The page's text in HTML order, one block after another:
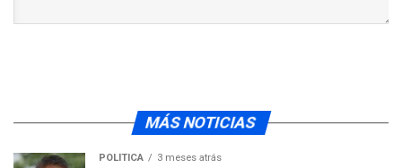
MÁS NOTICIAS
POLÍTICA 3 meses atrás